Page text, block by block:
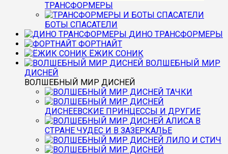
ТРАНСФОРМЕРЫ
БОТЫ СПАСАТЕЛИ
ДИНО ТРАНСФОРМЕРЫ
ФОРТНАЙТ
ЁЖИК СОНИК
ВОЛШЕБНЫЙ МИР
ДИСНЕЙ
ВОЛШЕБНЫЙ МИР ДИСНЕЙ
ТАЧКИ
ДИСНЕЕВСКИЕ ПРИНЦЕССЫ И ДРУГИЕ
АЛИСА В
СТРАНЕ ЧУДЕС И В ЗАЗЕРКАЛЬЕ
ЛИЛО И СТИЧ